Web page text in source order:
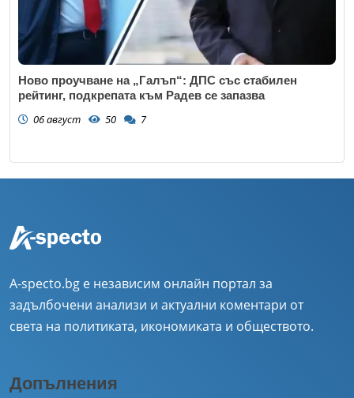
Ново проучване на „Галъп“: ДПС със стабилен
рейтинг, подкрепата към Радев се запазва
06 август 50 7
A-specto.bg е независим онлайн портал за
задълбочени анализи и актуални коментари от
света на политиката, икономиката и обществото.
Допълнения